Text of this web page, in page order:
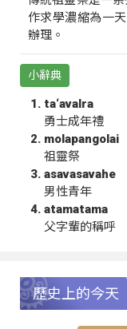
作求學濃縮為一
辦理。
小辭典
ta‘avalra
勇士成年禮
molapangolai
祖靈祭
asavasavahe
男性青年
atamatama
父字輩的稱呼
歷史上的今天